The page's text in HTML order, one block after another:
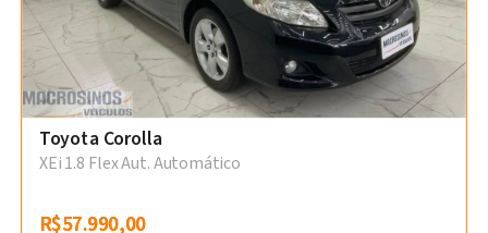
Toyota Corolla
XEi 1.8 Flex Aut. Automático
R$57.990,00
R$57.990,00